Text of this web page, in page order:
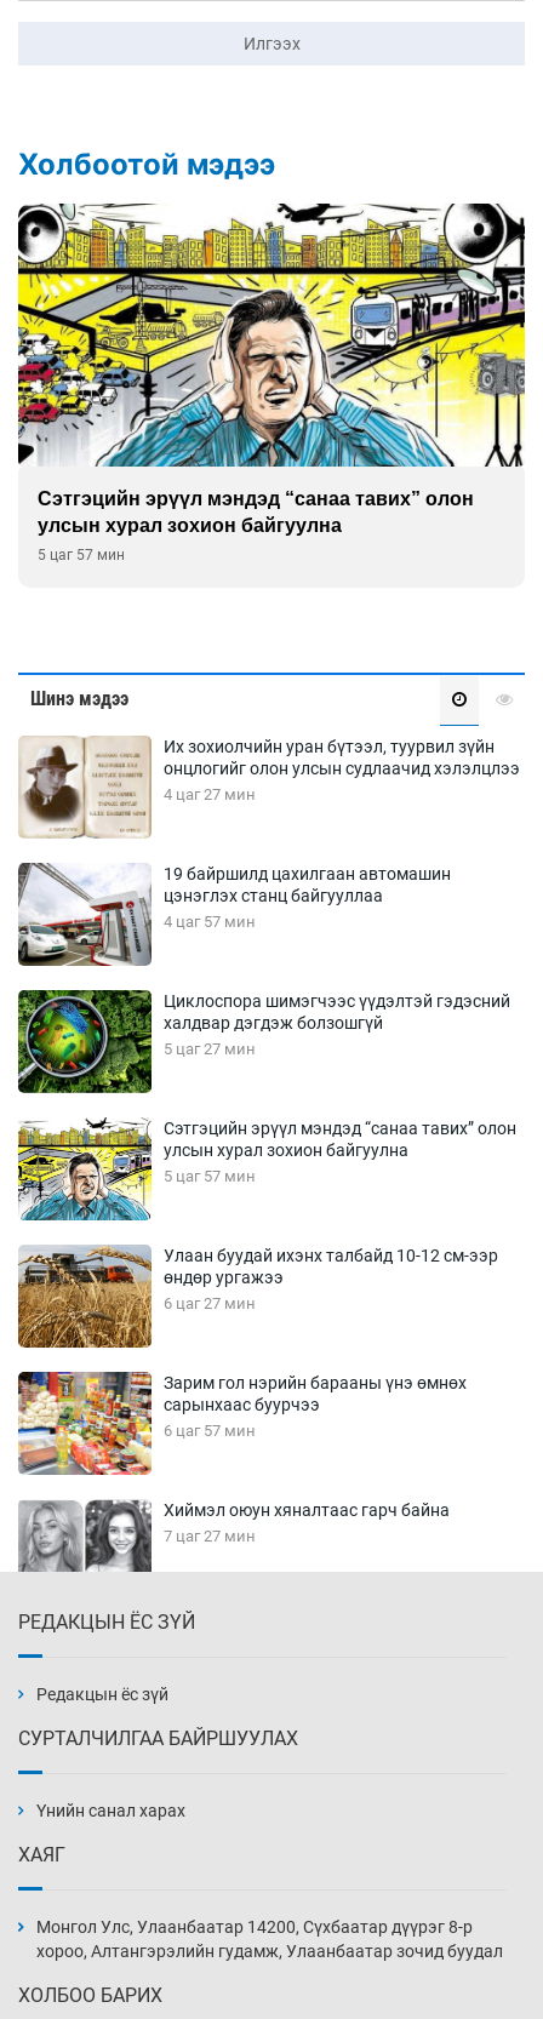
Илгээх
Холбоотой мэдээ
Сэтгэцийн эрүүл мэндэд “санаа тавих” олон
улсын хурал зохион байгуулна
5 цаг 57 мин
Шинэ мэдээ
Их зохиолчийн уран бүтээл, туурвил зүйн
онцлогийг олон улсын судлаачид хэлэлцлээ
4 цаг 27 мин
19 байршилд цахилгаан автомашин
цэнэглэх станц байгууллаа
4 цаг 57 мин
Циклоспора шимэгчээс үүдэлтэй гэдэсний
халдвар дэгдэж болзошгүй
5 цаг 27 мин
Сэтгэцийн эрүүл мэндэд “санаа тавих” олон
улсын хурал зохион байгуулна
5 цаг 57 мин
Улаан буудай ихэнх талбайд 10-12 см-ээр
өндөр ургажээ
6 цаг 27 мин
Зарим гол нэрийн барааны үнэ өмнөх
сарынхаас буурчээ
6 цаг 57 мин
Хиймэл оюун хяналтаас гарч байна
7 цаг 27 мин
7 цаг 57 мин
нэмэгджээ
8 цаг 27 мин
РЕДАКЦЫН ЁС ЗҮЙ
Редакцын ёс зүй
СУРТАЛЧИЛГАА БАЙРШУУЛАХ
Үнийн санал харах
ХАЯГ
Монгол Улс, Улаанбаатар 14200, Сүхбаатар дүүрэг 8-р
хороо, Алтангэрэлийн гудамж, Улаанбаатар зочид буудал
ХОЛБОО БАРИХ